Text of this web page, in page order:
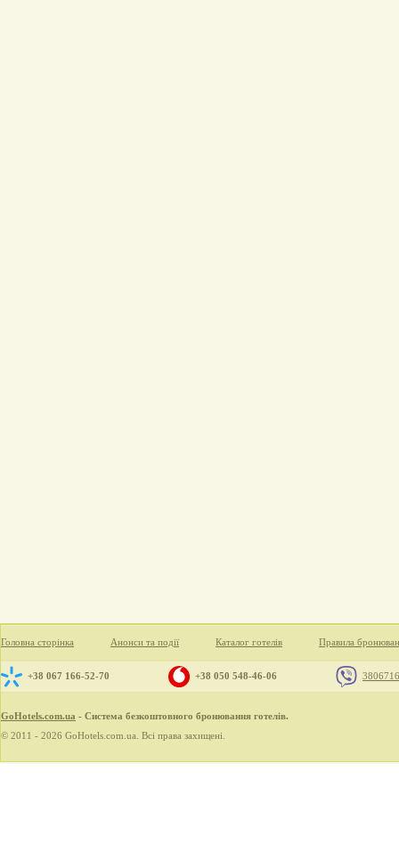
Головна сторінка Анонси та події Каталог готелів Правила
+38 067 166-52-70 +38 050 548-46-06
GoHotels.com.ua - Система безкоштовного бронювання готелів.
© 2011 - 2026 GoHotels.com.ua. Всі права захищені.